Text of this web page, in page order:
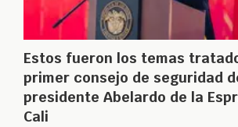
Estos fueron los temas
primer consejo de seguridad
presidente Abelardo de la
Cali